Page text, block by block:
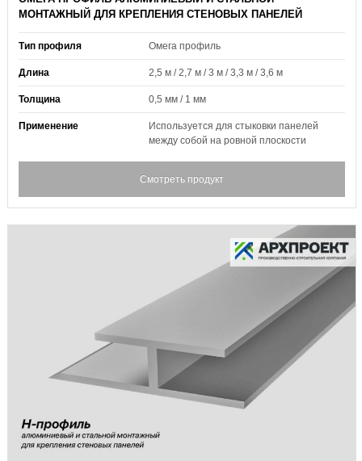
МОНТАЖНЫЙ ДЛЯ КРЕПЛЕНИЯ СТЕНОВЫХ ПАНЕЛЕЙ
Тип профиля Омега профиль
Длина 2,5 м / 2,7 м / 3 м / 3,3 м / 3,6 м
Толщина 0,5 мм / 1 мм
Применение
Используется для стыковки панелей
между собой на ровной плоскости
Смотреть продукт